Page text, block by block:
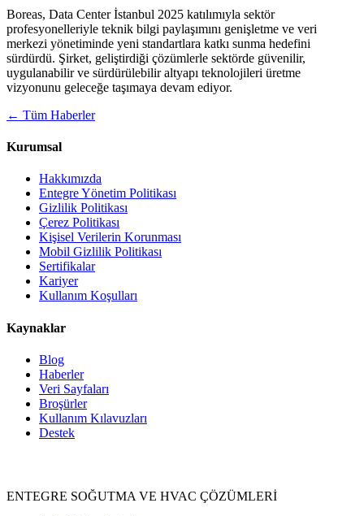
Boreas, Data Center İstanbul 2025 katılımıyla sektör
profesyonelleriyle teknik bilgi paylaşımını genişletme ve veri
merkezi yönetiminde yeni standartlara katkı sunma hedefini
sürdürdü. Şirket, geliştirdiği çözümlerle sektörde güvenilir,
uygulanabilir ve sürdürülebilir altyapı teknolojileri üretme
vizyonunu geleceğe taşımaya devam ediyor.
← Tüm Haberler
Kurumsal
Hakkımızda
Entegre Yönetim Politikası
Gizlilik Politikası
Çerez Politikası
Kişisel Verilerin Korunması
Mobil Gizlilik Politikası
Sertifikalar
Kariyer
Kullanım Koşulları
Kaynaklar
Blog
Haberler
Veri Sayfaları
Broşürler
Kullanım Kılavuzları
Destek
ENTEGRE SOĞUTMA VE HVAC ÇÖZÜMLERİ